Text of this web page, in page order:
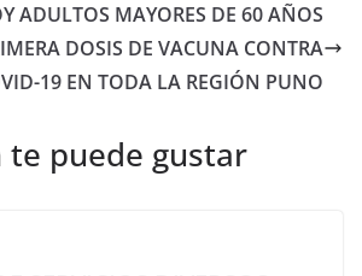
ADULTOS MAYORES DE 60 AÑOS
DOSIS DE VACUNA CONTRA
19 EN TODA LA REGIÓN PUNO
te puede gustar